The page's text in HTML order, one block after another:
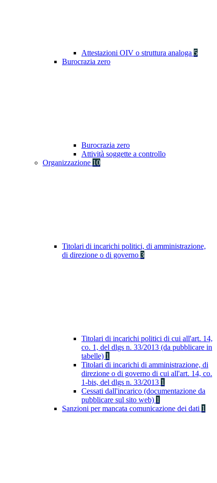
Attestazioni OIV o struttura analoga 5
Burocrazia zero
Burocrazia zero
Attività soggette a controllo
Organizzazione 10
Titolari di incarichi politici, di amministrazione,
di direzione o di governo 3
Titolari di incarichi politici di cui all'art. 14,
co. 1, del dlgs n. 33/2013 (da pubblicare in
tabelle) 1
Titolari di incarichi di amministrazione, di
direzione o di governo di cui all'art. 14, co.
1-bis, del dlgs n. 33/2013 1
Cessati dall'incarico (documentazione da
pubblicare sul sito web) 1
Sanzioni per mancata comunicazione dei dati 1